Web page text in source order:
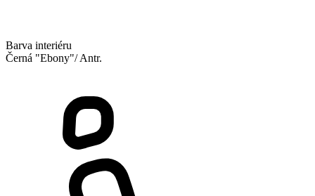
Barva interiéru
Černá "Ebony"/ Antr.